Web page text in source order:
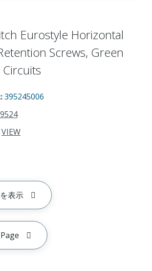
Eurostyle Horizontal
Screws, Green
:395245006
VIEW
表示